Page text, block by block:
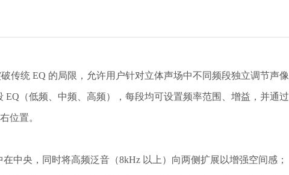
传统 EQ 的局限，允许用户针对立体声场中不同频段独立调节声像
EQ（低频、中频、高频），每段均可设置频率范围、增益，并通过
位置。
中央，同时将高频泛音（8kHz 以上）向两侧扩展以增强空间感；